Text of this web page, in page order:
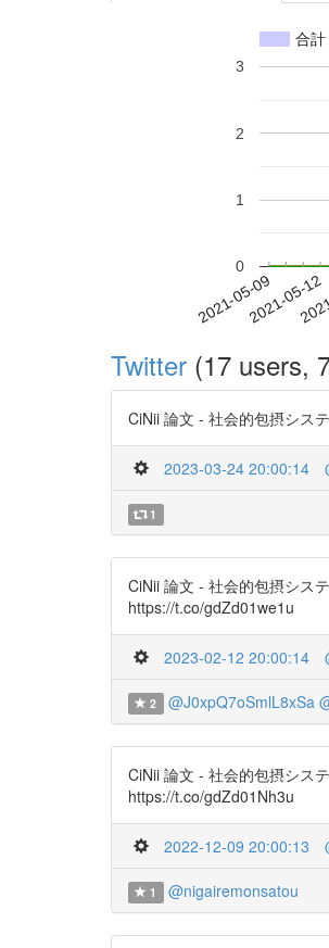
合計
2021-05-092021-05-12
0
1
2
3
Twitter (17 users,
CiNii 論文 - 社会的包摂シス
2023-03-24 20:00:14
1
CiNii 論文 - 社会的包摂シス
https://t.co/gdZd01we1u
2023-02-12 20:00:14
2 @J0xpQ7oSmlL8xSa
CiNii 論文 - 社会的包摂シス
https://t.co/gdZd01Nh3u
2022-12-09 20:00:13
1 @nigairemonsatou